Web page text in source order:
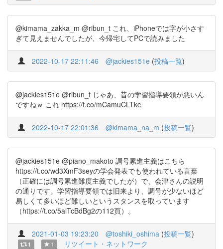
@kimama_zakka_m @ribun_t これ、iPhoneでは字が小さす
ぎて見えませんでしたが、今帰宅してPCで読みました
2022-10-17 22:11:46 @jackies151e (投稿一覧)
@jackies151e @ribun_t じゃあ、昔の学習指導要領が悪いん
ですねｗ これ https://t.co/mCamuCLTkc
2022-10-17 22:01:36 @kimama_na_m (投稿一覧)
@jackies151e @piano_makoto 調号累進主義はこちら
https://t.co/wd3XmF3seyの学会発表でも使われている言葉
（正確には調号累進難度主義でしたが）で、会津さんの説明
の通りです。学習指導要領では旧来より、調号が少ないほど
易しくて多いほど難しいというスタンスを取っています
（https://t.co/5aiTcBdBg2の112頁）。
2021-01-03 19:23:20 @toshiki_oshima (投稿一覧)
1 1 リツイート・ネットワーク